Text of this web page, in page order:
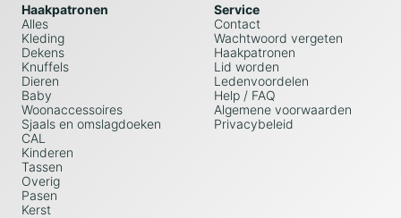
Haakpatronen
Alles
Kleding
Dekens
Knuffels
Dieren
Baby
Woonaccessoires
Sjaals en omslagdoeken
CAL
Kinderen
Tassen
Overig
Pasen
Kerst
Service
Contact
Wachtwoord vergeten
Haakpatronen
Lid worden
Ledenvoordelen
Help / FAQ
Algemene voorwaarden
Privacybeleid